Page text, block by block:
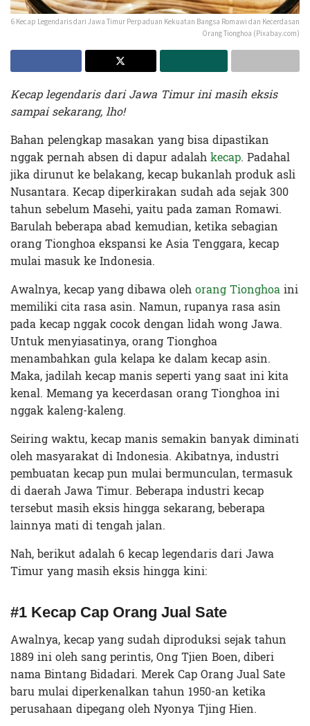
6 Kecap Legendaris dari Jawa Timur Perpaduan Kekuatan Bangsa Romawi dan Kecerdasan
Orang Tionghoa (Pixabay.com)
Kecap legendaris dari Jawa Timur ini masih eksis
sampai sekarang, lho!
Bahan pelengkap masakan yang bisa dipastikan
nggak pernah absen di dapur adalahkecap. Padahal
jika dirunut ke belakang, kecap bukanlah produk asli
Nusantara. Kecap diperkirakan sudah ada sejak 300
tahun sebelum Masehi, yaitu pada zaman Romawi.
Barulah beberapa abad kemudian, ketika sebagian
orang Tionghoa ekspansi ke Asia Tenggara, kecap
mulai masuk ke Indonesia.
Awalnya, kecap yang dibawa olehorang Tionghoaini
memiliki cita rasa asin. Namun, rupanya rasa asin
pada kecap nggak cocok dengan lidah wong Jawa.
Untuk menyiasatinya, orang Tionghoa
menambahkan gula kelapa ke dalam kecap asin.
Maka, jadilah kecap manis seperti yang saat ini kita
kenal. Memang ya kecerdasan orang Tionghoa ini
nggak kaleng-kaleng.
Seiring waktu, kecap manis semakin banyak diminati
oleh masyarakat di Indonesia. Akibatnya, industri
pembuatan kecap pun mulai bermunculan, termasuk
di daerah Jawa Timur. Beberapa industri kecap
tersebut masih eksis hingga sekarang, beberapa
lainnya mati di tengah jalan.
Nah, berikut adalah 6 kecap legendaris dari Jawa
Timur yang masih eksis hingga kini:
#1 Kecap Cap Orang Jual Sate
Awalnya, kecap yang sudah diproduksi sejak tahun
1889 ini oleh sang perintis, Ong Tjien Boen, diberi
nama Bintang Bidadari. Merek Cap Orang Jual Sate
baru mulai diperkenalkan tahun 1950-an ketika
perusahaan dipegang oleh Nyonya Tjing Hien.